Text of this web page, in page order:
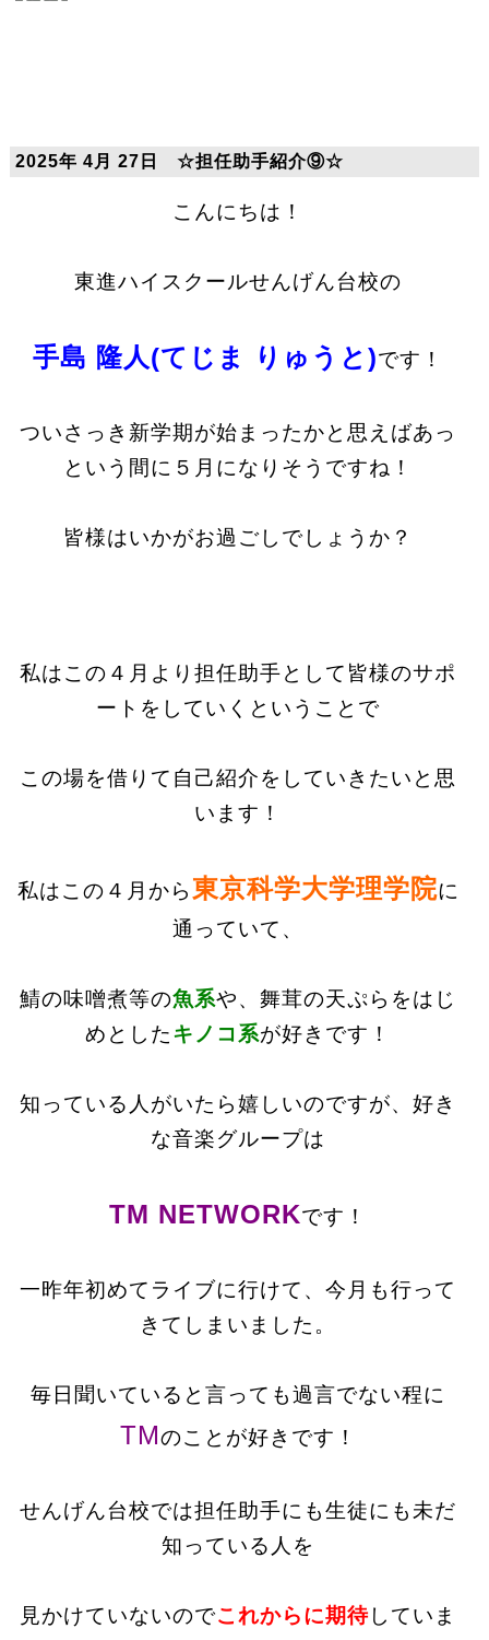
2025年 4月 27日 ☆担任助手紹介⑨☆
こんにちは！
東進ハイスクールせんげん台校の
手島 隆人(てじま りゅうと)です！
ついさっき新学期が始まったかと思えばあっ
という間に５月になりそうですね！
皆様はいかがお過ごしでしょうか？
私はこの４月より担任助手として皆様のサポ
ートをしていくということで
この場を借りて自己紹介をしていきたいと思
います！
私はこの４月から 東京科学大学理学院に
通っていて、
鯖の味噌煮等の魚系や、舞茸の天ぷらをはじ
めとしたキノコ系が好きです！
知っている人がいたら嬉しいのですが、好き
な音楽グループは
TM NETWORKです！
一昨年初めてライブに行けて、今月も行って
きてしまいました。
毎日聞いていると言っても過言でない程に
TMのことが好きです！
せんげん台校では担任助手にも生徒にも未だ
知っている人を
見かけていないのでこれからに期待していま